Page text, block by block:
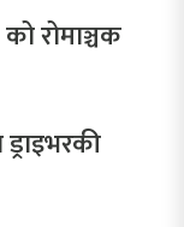
रोमाञ्चक